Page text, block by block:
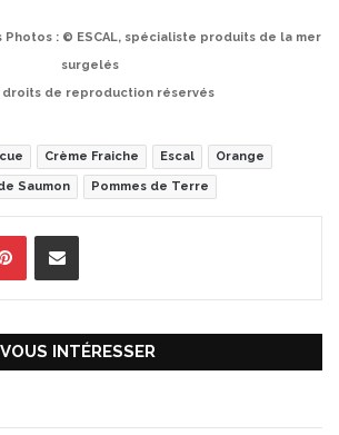
: © ESCAL, spécialiste produits de la mer
surgelés
droits de reproduction réservés
Crème Fraiche Escal Orange
Saumon Pommes de Terre
INTÉRESSER